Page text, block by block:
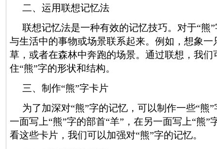
二、运用联想记忆法
联想记忆法是一种有效的记忆技巧。对于“熊
与生活中的事物或场景联系起来。例如，想象一
草，或者在森林中奔跑的场景。通过联想，我们
住“熊”字的形状和结构。
三、制作“熊”字卡片
为了加深对“熊”字的记忆，可以制作一些“熊
一面写上“熊”字的部首“羊”，在另一面写上“熊”
看这些卡片，我们可以加强对“熊”字的记忆。